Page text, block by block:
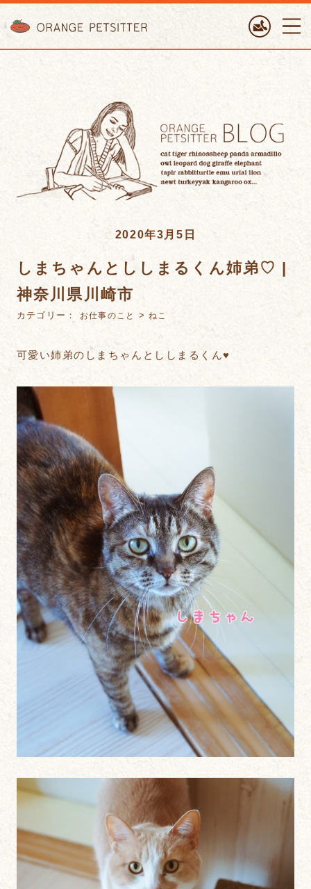
2020年3月5日
しまちゃんとししまるくん姉弟♡ |
神奈川県川崎市
カテゴリー： お仕事のこと >ねこ
可愛い姉弟のしまちゃんとししまるくん♥️